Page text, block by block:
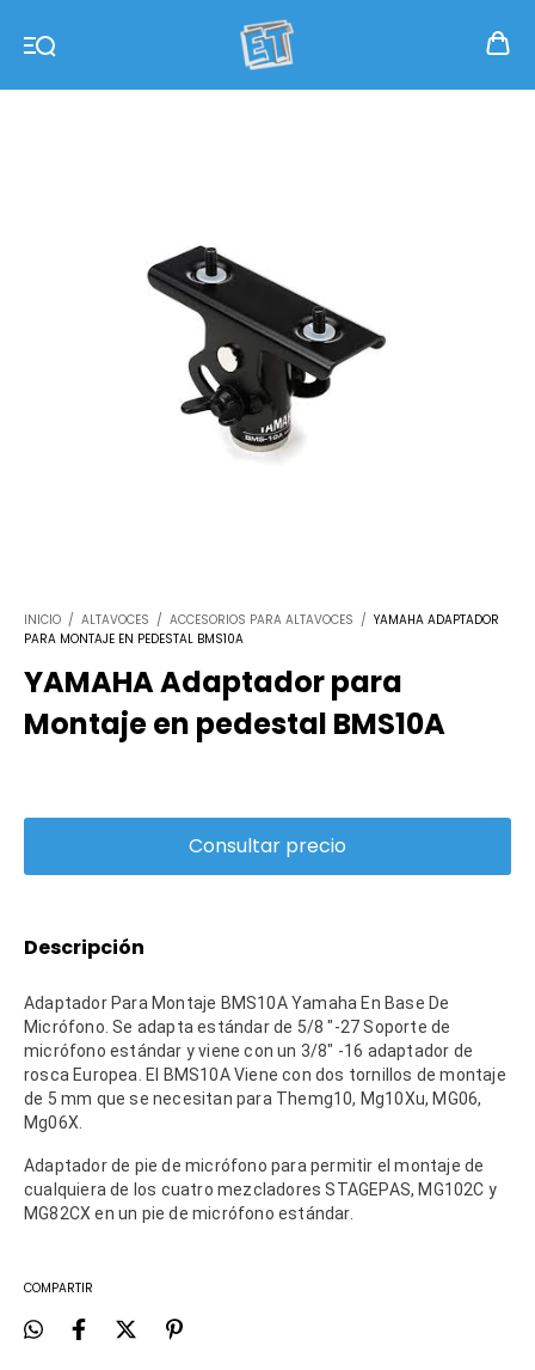
INICIO / ALTAVOCES / ACCESORIOS PARA ALTAVOCES / YAMAHA ADAPTADOR
PARA MONTAJE EN PEDESTAL BMS10A
YAMAHA Adaptador para
Montaje en pedestal BMS10A
Descripción
Adaptador Para Montaje BMS10A Yamaha En Base De
Micrófono.Se adapta estándar de 5/8 "-27 Soporte de
micrófono estándar y viene con un 3/8" -16 adaptador de
rosca Europea. El BMS10A Viene con dos tornillos de montaje
de 5 mm que se necesitan para Themg10, Mg10Xu, MG06,
Mg06X.
Adaptador de pie de micrófono para permitir el montaje de
cualquiera de los cuatro mezcladores STAGEPAS, MG102C y
MG82CX en un pie de micrófono estándar.
COMPARTIR